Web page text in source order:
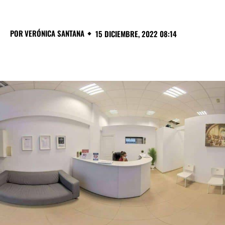
PORVERÓNICA SANTANA 15 DICIEMBRE, 2022 08:14